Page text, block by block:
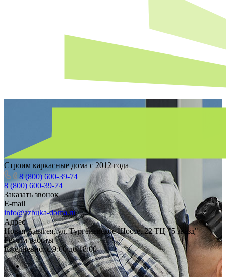
Строим каркасные дома с 2012 года
8 (800) 600-39-74
8 (800) 600-39-74
Заказать звонок
E-mail
info@azbuka-doma.ru
Адрес
Новая Адыгея, ул. Тургеневское Шоссе, 22 ТЦ "5 звезд"
Режим работы
Ежедневно: с 9:00 до 18:00